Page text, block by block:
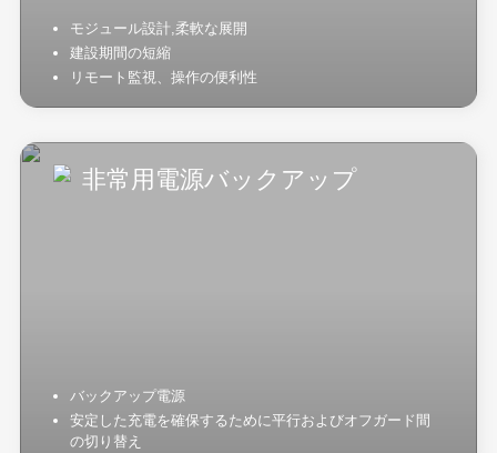
モジュール設計,柔軟な展開
建設期間の短縮
リモート監視、操作の便利性
非常用電源バックアップ
バックアップ電源
安定した充電を確保するために平行およびオフガード間
の切り替え